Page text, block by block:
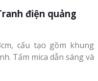
điện quảng
cấu tạo gồm khung
Tấm mica dẫn sáng và